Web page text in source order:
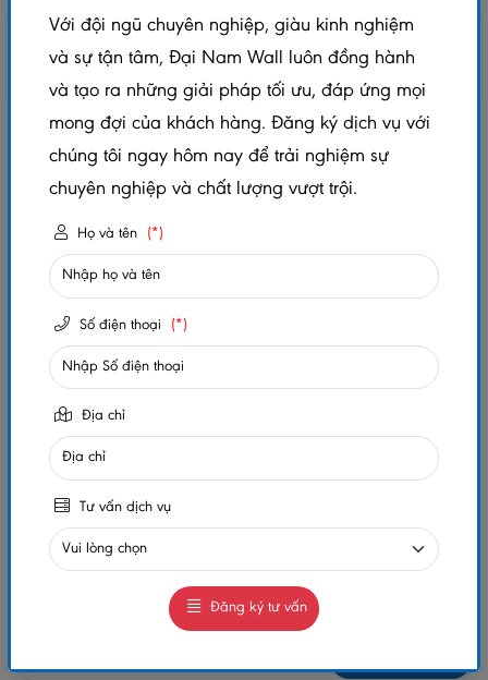
VỈ GỖ NHỰA NGOÀI TRỜI VÂN GỖ
VGDN30X30 - GỖ SÁNG
Mã sản phẩm: VGDN30x30-light-wood
Xem thêm thuộc tính sản phẩm
Trạng thái: Còn hàng
Số lần xem: 560
0984032156
MUA NGAY
GIAO HÀNG COD TOÀN QUỐC
Với đội ngũ chuyên nghiệp, giàu kinh nghiệm
và sự tận tâm, Đại Nam Wall luôn đồng hành
và tạo ra những giải pháp tối ưu, đáp ứng mọi
mong đợi của khách hàng. Đăng ký dịch vụ với
chúng tôi ngay hôm nay để trải nghiệm sự
chuyên nghiệp và chất lượng vượt trội.
Họ và tên (*)
Số điện thoại (*)
Địa chỉ
Tư vấn dịch vụ
Đăng ký tư vấn